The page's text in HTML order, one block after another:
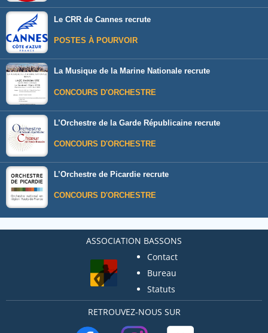
Le CRR de Cannes recrute
POSTES À POURVOIR
La Musique de la Marine Nationale recrute
CONCOURS D'ORCHESTRE
L’Orchestre de la Garde Républicaine recrute
CONCOURS D'ORCHESTRE
L’Orchestre de Picardie recrute
CONCOURS D'ORCHESTRE
ASSOCIATION BASSONS
Contact
Bureau
Statuts
RETROUVEZ-NOUS SUR